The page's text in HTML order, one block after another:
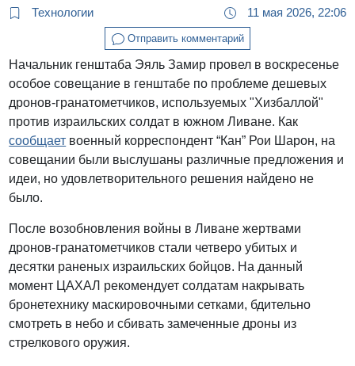
Технологии 11 мая 2026, 22:06
Отправить комментарий
Начальник генштаба Эяль Замир провел в воскресенье
особое совещание в генштабе по проблеме дешевых
дронов-гранатометчиков, используемых "Хизбаллой"
против израильских солдат в южном Ливане. Как
сообщает военный корреспондент “Кан” Рои Шарон, на
совещании были выслушаны различные предложения и
идеи, но удовлетворительного решения найдено не
было.
После возобновления войны в Ливане жертвами
дронов-гранатометчиков стали четверо убитых и
десятки раненых израильских бойцов. На данный
момент ЦАХАЛ рекомендует солдатам накрывать
бронетехнику маскировочными сетками, бдительно
смотреть в небо и сбивать замеченные дроны из
стрелкового оружия.